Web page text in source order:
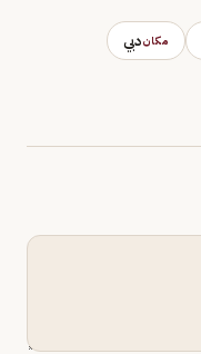
مكاندبي